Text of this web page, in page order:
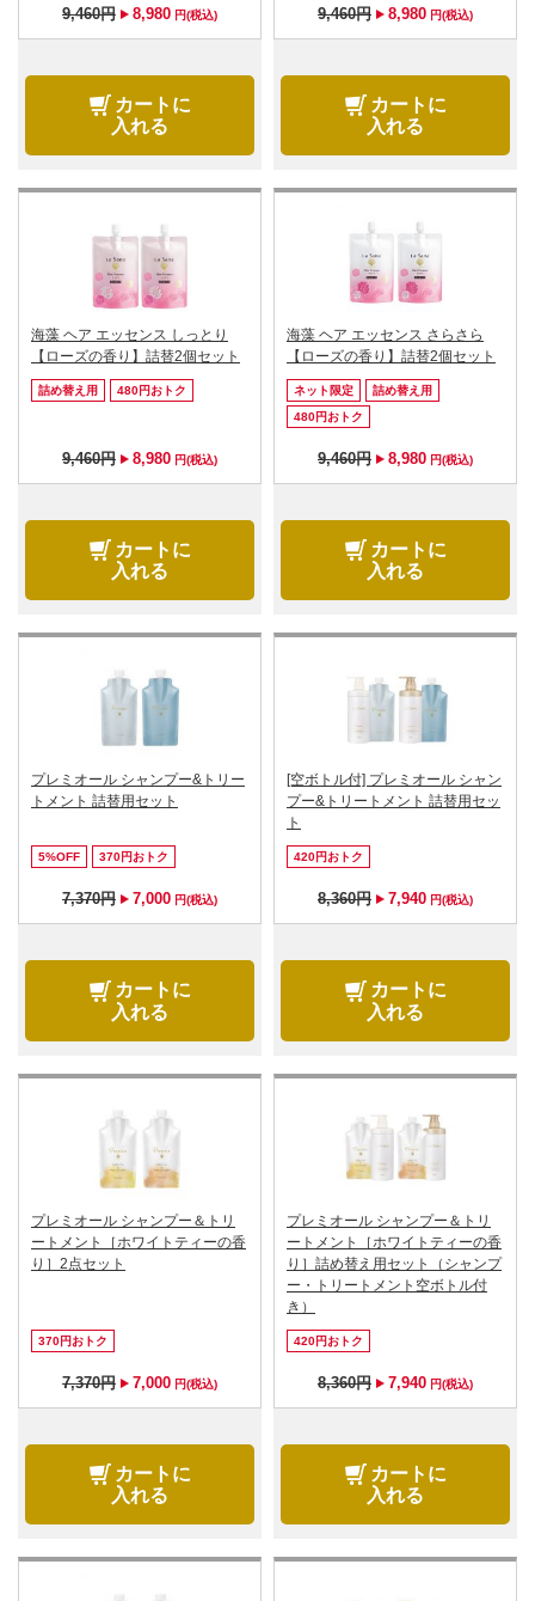
9,460円 8,980 円(税込)
カートに
入れる
9,460円 8,980 円(税込)
カートに
入れる
海藻 ヘア エッセンス しっとり
【ローズの香り】詰替2個セット
詰め替え用 480円おトク
9,460円 8,980 円(税込)
カートに
入れる
海藻 ヘア エッセンス さらさら
【ローズの香り】詰替2個セット
ネット限定
詰め替え用
480円おトク
9,460円 8,980 円(税込)
カートに
入れる
プレミオール シャンプー&トリー
トメント 詰替用セット
5%OFF 370円おトク
7,370円 7,000 円(税込)
カートに
入れる
[空ボトル付] プレミオール シャン
プー&トリートメント 詰替用セッ
ト
420円おトク
8,360円 7,940 円(税込)
カートに
入れる
プレミオール シャンプー＆トリ
ートメント［ホワイトティーの香
り］2点セット
370円おトク
7,370円 7,000 円(税込)
カートに
入れる
プレミオール シャンプー＆トリ
ートメント［ホワイトティーの香
り］詰め替え用セット（シャンプ
ー・トリートメント空ボトル付
き）
420円おトク
8,360円 7,940 円(税込)
カートに
入れる